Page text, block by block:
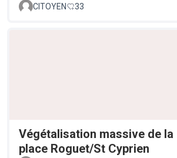
CITOYEN 33
Végétalisation massive de la
place Roguet/St Cyprien